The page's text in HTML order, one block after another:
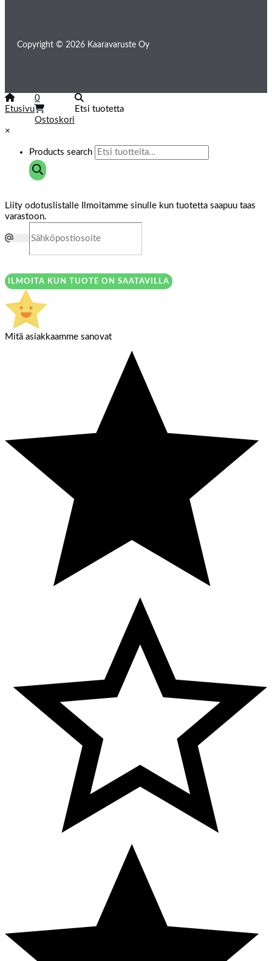
Copyright © 2026 Kaaravaruste Oy
Etusivu
0
Ostoskori
Etsi tuotetta
×
Products search
Liity odotuslistalle
Ilmoitamme sinulle kun tuotetta saapuu taas
varastoon.
ILMOITA KUN TUOTE ON SAATAVILLA
Mitä asiakkaamme sanovat